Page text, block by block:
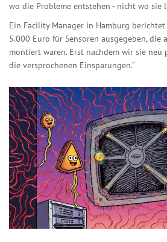
wo die Probleme entstehen - nicht wo sie
Ein Facility Manager in Hamburg berichtet
5.000 Euro für Sensoren ausgegeben, die
montiert waren. Erst nachdem wir sie neu
die versprochenen Einsparungen.“